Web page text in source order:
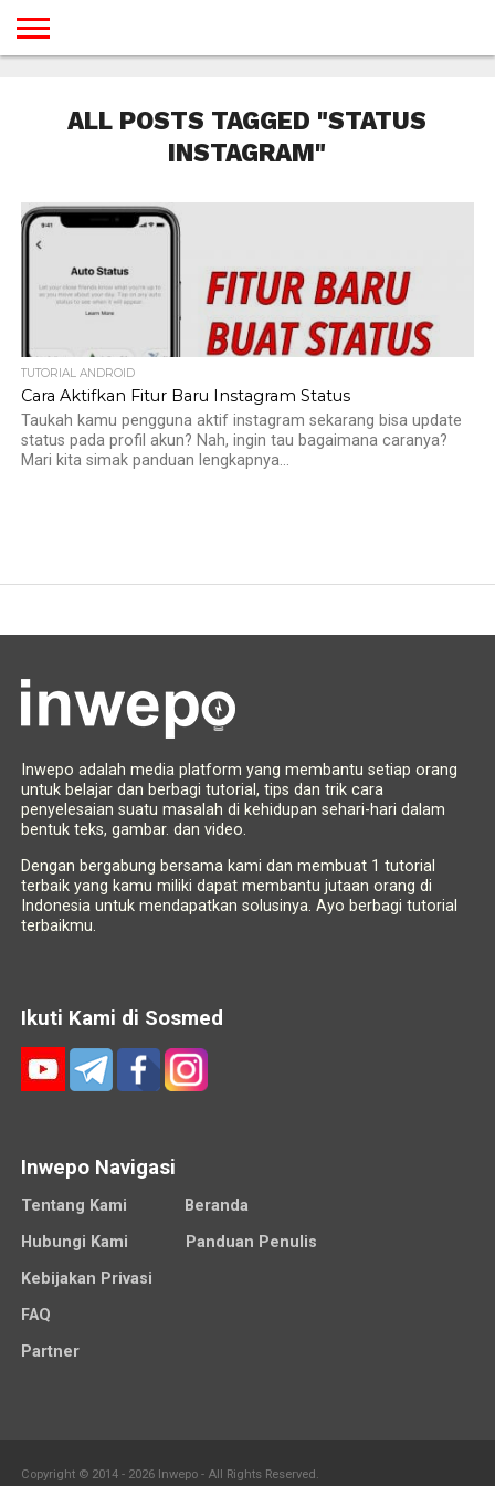
GAMES
DESAIN
ANDROID
YOUTUBE
INTERNET
WINDOWS
LINUX
MACINTOSH
MESSENGER
BLOGSPOT
WORDPRESS
PEMROGRAMAN
SEO
WEB
SERVER
ALL POSTS TAGGED "STATUS
INSTAGRAM"
TUTORIAL ANDROID
Cara Aktifkan Fitur Baru Instagram Status
Taukah kamu pengguna aktif instagram sekarang bisa update
status pada profil akun? Nah, ingin tau bagaimana caranya?
Mari kita simak panduan lengkapnya...
Inwepo adalah media platform yang membantu setiap orang
untuk belajar dan berbagi tutorial, tips dan trik cara
penyelesaian suatu masalah di kehidupan sehari-hari dalam
bentuk teks, gambar. dan video.
Dengan bergabung bersama kami dan membuat 1 tutorial
terbaik yang kamu miliki dapat membantu jutaan orang di
Indonesia untuk mendapatkan solusinya. Ayo berbagi tutorial
terbaikmu.
Ikuti Kami di Sosmed
Inwepo Navigasi
Tentang Kami
Beranda
Hubungi Kami
Panduan Penulis
Kebijakan Privasi
FAQ
Partner
Copyright © 2014 - 2026 Inwepo - All Rights Reserved.